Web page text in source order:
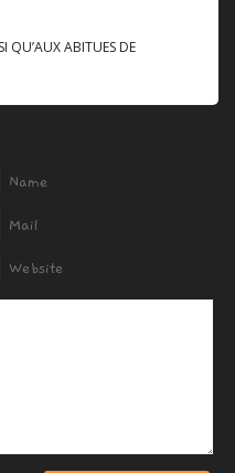
QU’AUX ABITUES DE
Name
Mail
Website